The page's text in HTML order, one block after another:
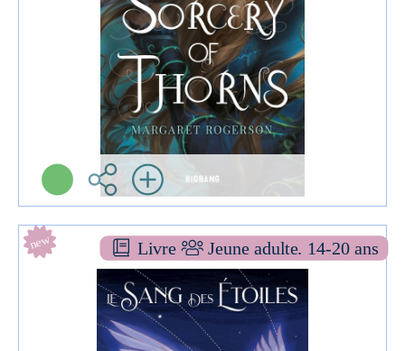
Informations:
Plus d'infos
Livre Jeune adulte. 14-20 ans
new
Le sang des étoiles [1]
ROMAN YA
Elizabeth LIM